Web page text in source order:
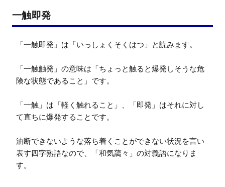
一触即発
「一触即発」は「いっしょくそくはつ」と読みます。
「一触触発」の意味は「ちょっと触ると爆発しそうな危
険な状態であること」です。
「一触」は「軽く触れること」、「即発」はそれに対し
て直ちに爆発することです。
油断できないような落ち着くことができない状況を言い
表す四字熟語なので、「和気藹々」の対義語になりま
す。